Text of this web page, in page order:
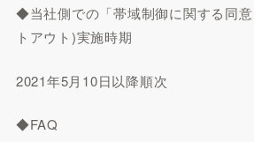
◆当社側での「帯域制御に関する同
トアウト)実施時期
2021年5月10日以降順次
◆FAQ